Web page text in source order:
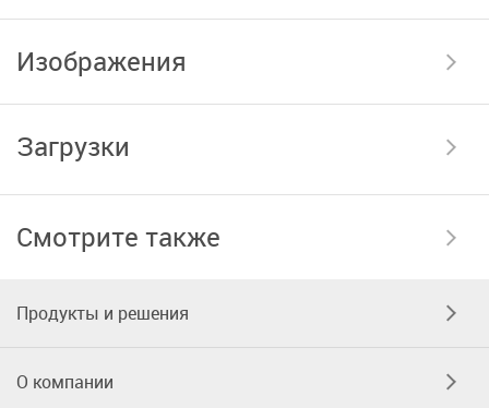
Изображения
Загрузки
Смотрите также
Продукты и решения
О компании